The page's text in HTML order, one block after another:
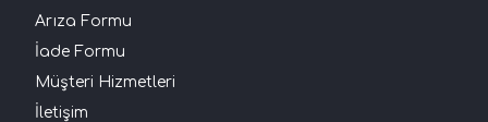
Arıza Formu
İade Formu
Müşteri Hizmetleri
İletişim